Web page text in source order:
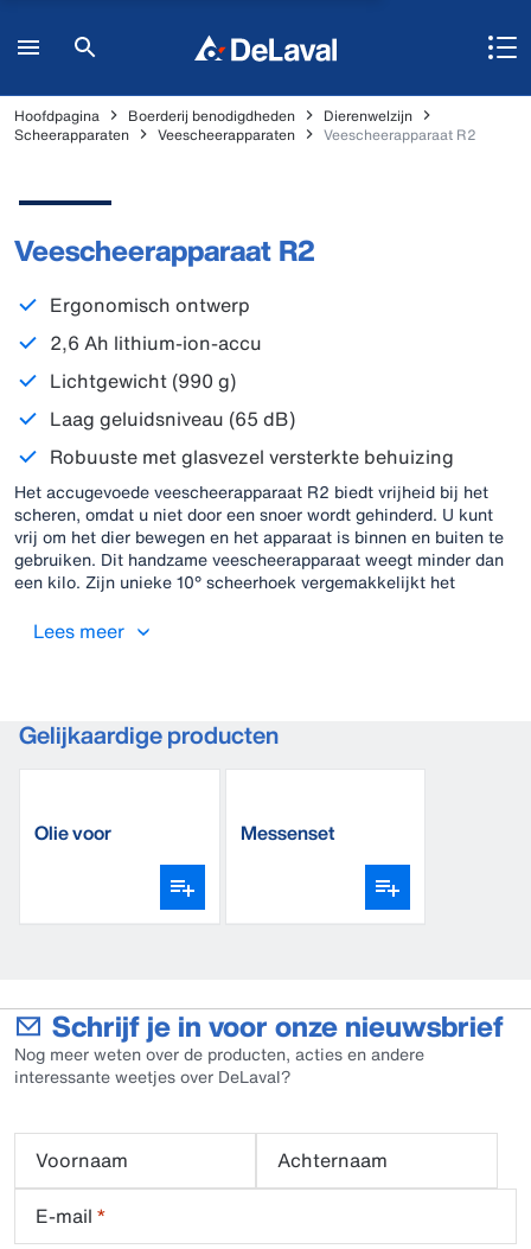
Hoofdpagina Boerderij benodigdheden
Dierenwelzijn
Scheerapparaten
Veescheerapparaten Veescheerapparaat R2
Veescheerapparaat R2
Ergonomisch ontwerp
2,6 Ah lithium-ion-accu
Lichtgewicht (990 g)
Laag geluidsniveau (65 dB)
Robuuste met glasvezel versterkte behuizing
Het accugevoede veescheerapparaat R2 biedt vrijheid bij het
scheren, omdat u niet door een snoer wordt gehinderd. U kunt
vrij om het dier bewegen en het apparaat is binnen en buiten te
gebruiken. Dit handzame veescheerapparaat weegt minder dan
een kilo. Zijn unieke 10° scheerhoek vergemakkelijkt het
kop en de poten. De aan/uit-schakelaar is goed toegankelijk
Lees meer
Gelijkaardige producten
Olie voor Messenset
Schrijf je in voor onze nieuwsbrief
Nog meer weten over de producten, acties en andere
interessante weetjes over DeLaval?
Voornaam
Achternaam
E-mail *